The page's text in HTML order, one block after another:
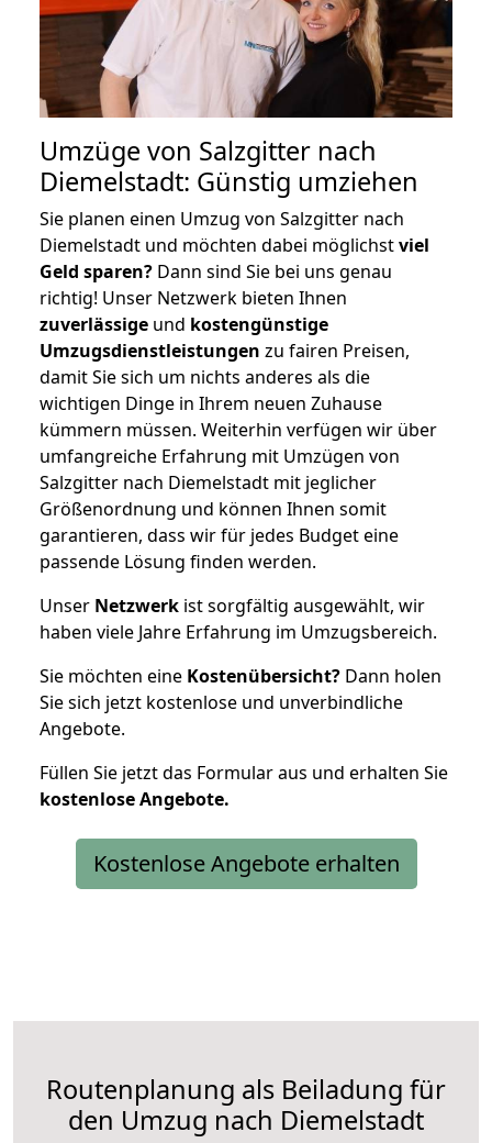
Umzüge von Salzgitter nach
Diemelstadt: Günstig umziehen
Sie planen einen Umzug von Salzgitter nach
Diemelstadt und möchten dabei möglichstviel
Geld sparen? Dann sind Sie bei uns genau
richtig! Unser Netzwerk bieten Ihnen
zuverlässige und kostengünstige
Umzugsdienstleistungen zu fairen Preisen,
damit Sie sich um nichts anderes als die
wichtigen Dinge in Ihrem neuen Zuhause
kümmern müssen. Weiterhin verfügen wir über
umfangreiche Erfahrung mit Umzügen von
Salzgitter nach Diemelstadt mit jeglicher
Größenordnung und können Ihnen somit
garantieren, dass wir für jedes Budget eine
passende Lösung finden werden.
Unser Netzwerk ist sorgfältig ausgewählt, wir
haben viele Jahre Erfahrung im Umzugsbereich.
Sie möchten eine Kostenübersicht? Dann holen
Sie sich jetzt kostenlose und unverbindliche
Angebote.
Füllen Sie jetzt das Formular aus und erhalten Sie
kostenloseAngebote.
Kostenlose Angebote erhalten
Routenplanung als Beiladung für
den Umzug nach Diemelstadt